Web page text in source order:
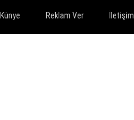
Künye Reklam Ver İletişim